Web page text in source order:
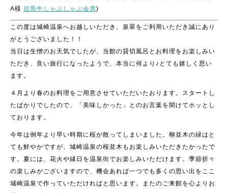
A様 但馬牛しゃぶしゃぶ会席)
この度は城崎温泉へお越しいただき、泉翠をご利用いただき誠にあり
がとうございました！！
当日は生憎のお天気でしたが、当館の貸切風呂とお料理をお楽しみい
ただき、良い旅行になったようで、本当に何より♪とても嬉しく思い
ます。
４月より春のお料理をご用意させていただいたおります。スタートし
たばかりでしたので、「美味しかった」とのお言葉を聞けてホッとし
ております。
今年は例年より早い時期に桜が散ってしまいました。柳並木の緑はと
ても鮮やかですが、城崎温泉の桜並木もお楽しみいただきたかったで
す。夏には、花火や縁日を温泉街でお楽しみいただけます。季節折々
の楽しみがございますので、機会あれば一つでも多くの思い出をここ
城崎温泉で作っていただければと思います。またのご来館を心よりお